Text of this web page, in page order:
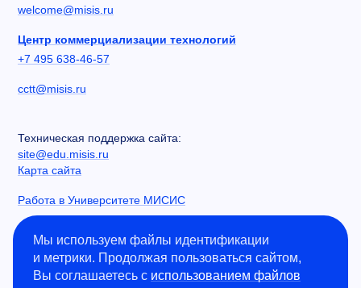
welcome@misis.ru
Центр коммерциализации технологий
+7 495 638-46-57
cctt@misis.ru
Техническая поддержка сайта:
site@edu.misis.ru
Карта сайта
Работа в Университете МИСИС
Сведения об образовательной организации
Информация о закупках
Противодействие коррупции
Мы используем файлы идентификации
и метрики. Продолжая пользоваться сайтом,
Вы соглашаетесь с использованием файлов